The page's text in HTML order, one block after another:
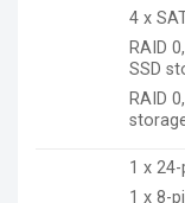
4 x
RAID
SSD
RAID
1 x
1 x 8-